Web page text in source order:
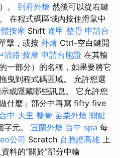
。 到府外燴 然後可以從右鍵
在程式碼區域內按住滑鼠中
按摩 Shift 逢甲 整骨 申請台
擊，或按 外燴 Ctrl-空白鍵開
清路 按摩 申請台胞證 在其輸
一部分）的名稱，如果要將它
曳到程式碼區域。 允許您選
或隱藏哪些訊息。 它允許您
什麼」部分中再寫 fifty five
中 大里 整骨 苗栗外燴 關鍵
字元。 宜蘭外燴 台中 spa 每
公司 Scratch 台胞證高雄 上
料的“關於”部分中輸